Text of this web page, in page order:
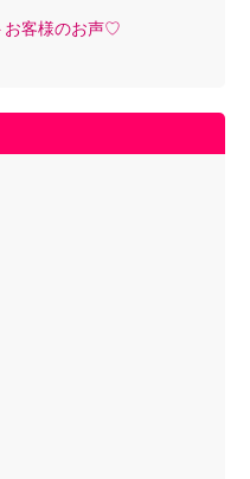
お客様のお声♡